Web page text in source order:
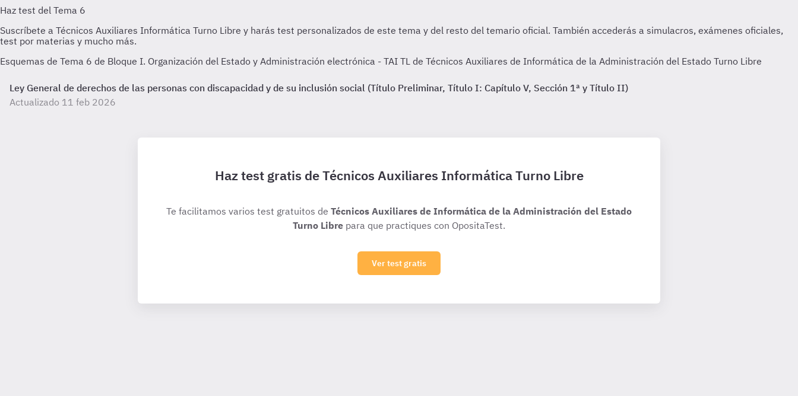
Esquemas de Tema 6 de Bloque I. Organización del Estado y Administración electrónica - TAI TL de Técnicos Auxiliares de Informática de la Administración del Estado Turno Libre
Ley General de derechos de las personas con discapacidad y de su inclusión social (Título Preliminar, Título I: Capítulo V, Sección 1ª y Título II)
Actualizado 11 feb 2026
Haz test gratis de Técnicos Auxiliares Informática Turno Libre
Te facilitamos varios test gratuitos de Técnicos Auxiliares de Informática de la Administración del Estado
Turno Libre para que practiques con OpositaTest.
Ver test gratis